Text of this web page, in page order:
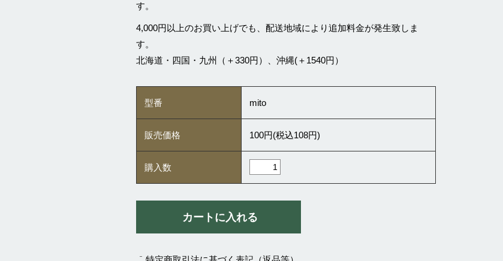
す。
4,000円以上のお買い上げでも、配送地域により追加料金が発生致しま
す。
北海道・四国・九州（＋330円）、沖縄(＋1540円）
型番 mito
販売価格 100円(税込108円)
購入数